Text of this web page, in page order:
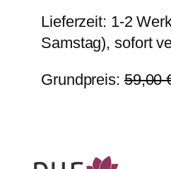
Lieferzeit: 1-2
Samstag), sofort
Grundpreis:59,00